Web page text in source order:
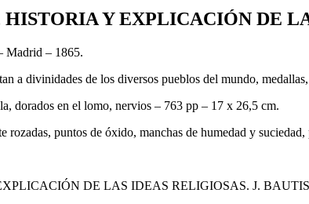
Y EXPLICACIÓN DE
Madrid – 1865.
a divinidades de los diversos pueblos del mundo,
dorados en el lomo, nervios – 763 pp – 17 x 26,5 cm.
rozadas, puntos de óxido, manchas de humedad y
DE LAS IDEAS RELIGIOSAS. J.